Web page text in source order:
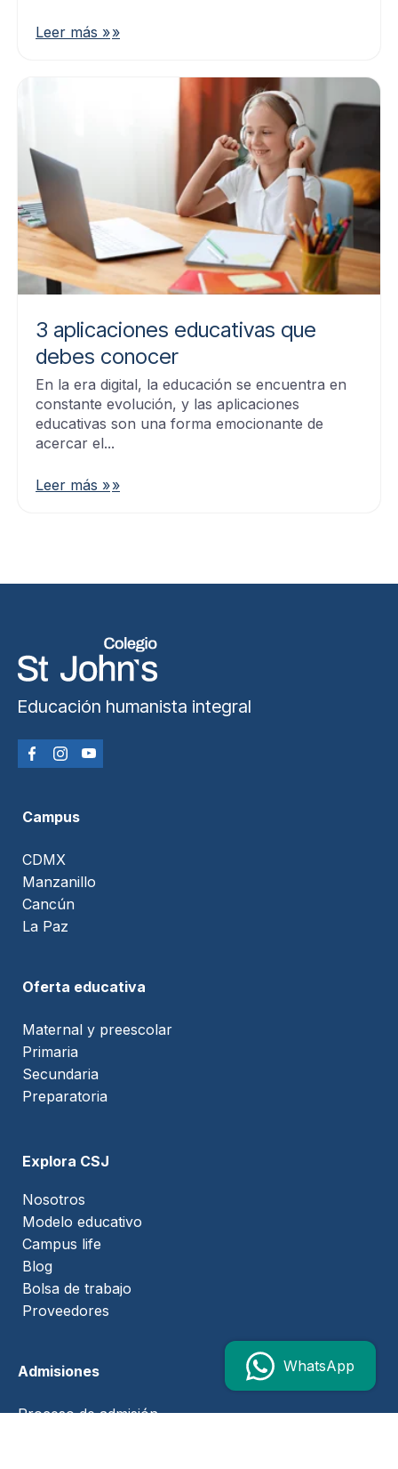
Leer más »
3 aplicaciones educativas que
debes conocer
En la era digital, la educación se encuentra en
constante evolución, y las aplicaciones
educativas son una forma emocionante de
acercar el...
Leer más »
Educación humanista integral
Campus
CDMX
Manzanillo
Cancún
La Paz
Oferta educativa
Maternal y preescolar
Primaria
Secundaria
Preparatoria
Explora CSJ
Nosotros
Modelo educativo
Campus life
Blog
Bolsa de trabajo
Proveedores
Admisiones
Proceso de admisión
WhatsApp